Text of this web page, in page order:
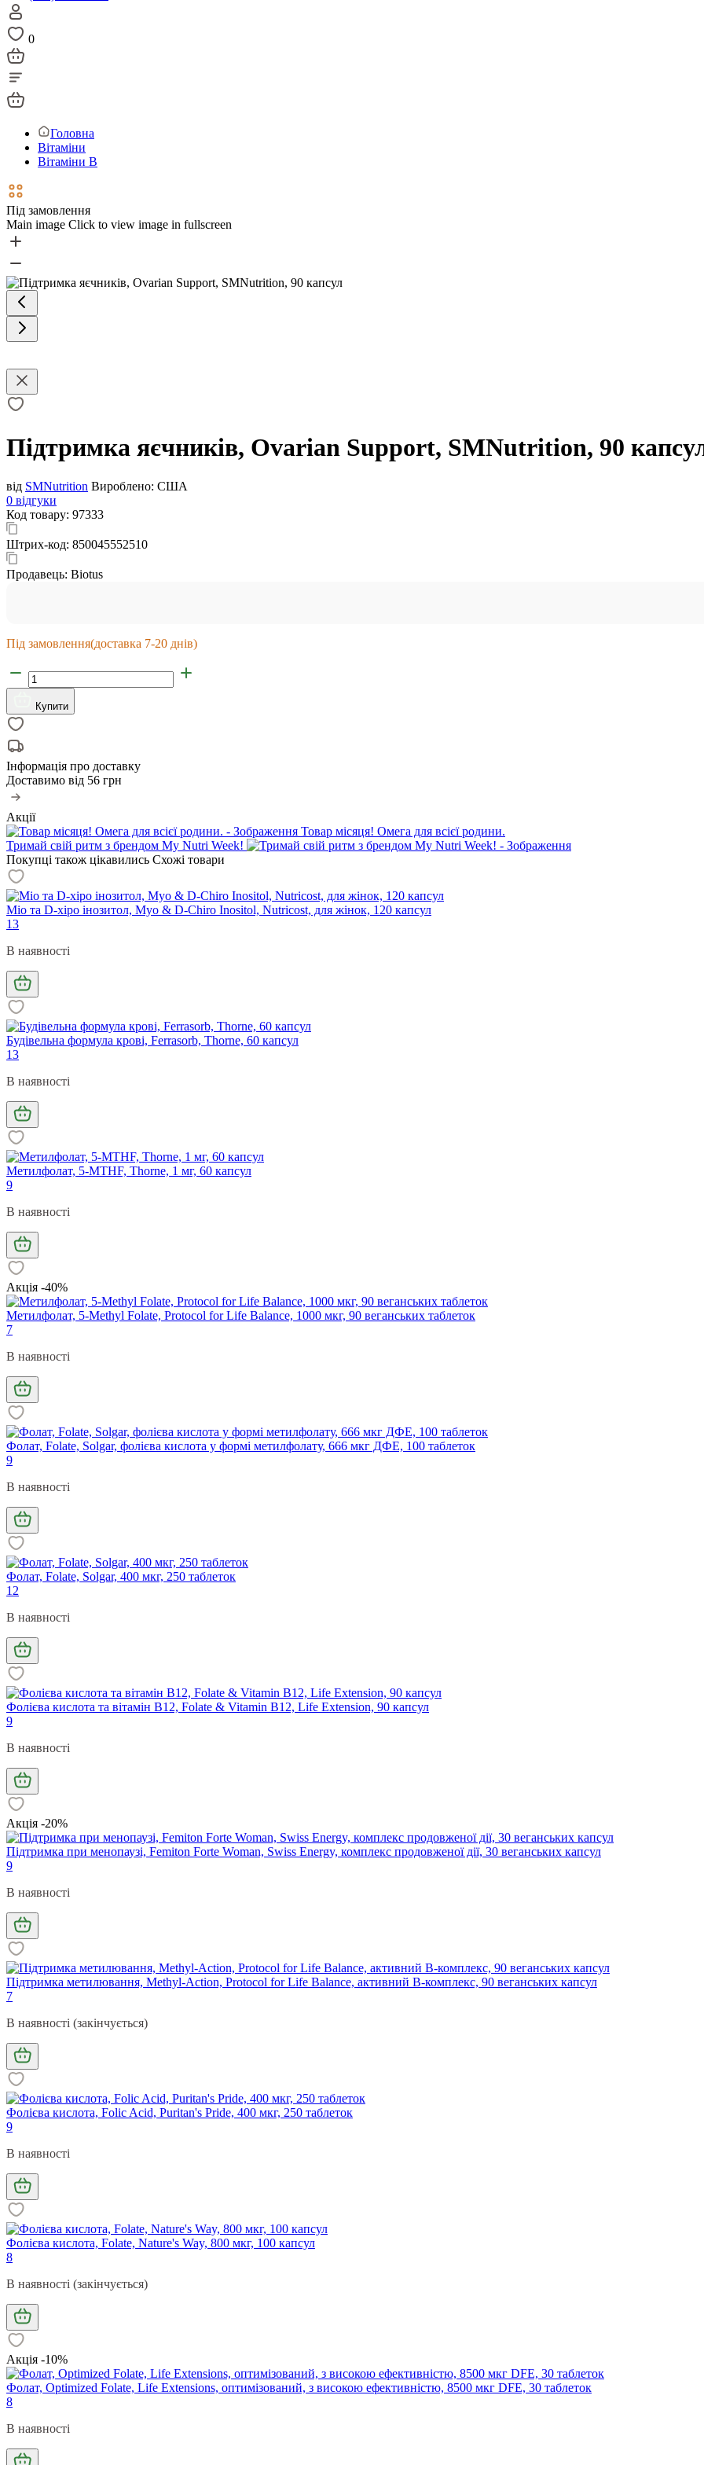
0
Головна
Вітаміни
Вітаміни В
Під замовлення
Main image Click to view image in fullscreen
Підтримка яєчників, Ovarian Support, SMNutrition, 90
від SMNutrition Вироблено: США
0 відгуки
Код товару: 97333
Штрих-код: 850045552510
Продавець: Biotus
Під замовлення(доставка 7-20 днів)
Купити
Інформація про доставку
Доставимо від 56 грн
Акції
Товар місяця! Омега для всієї родини.
Тримай свій ритм з брендом My Nutri Week!
Покупці також цікавились Схожі товари
Міо та D-хіро інозитол, Myo & D-Chiro Inositol, Nutricost, для жінок, 120 капсул
13
В наявності
Будівельна формула крові, Ferrasorb, Thorne, 60 капсул
13
В наявності
Метилфолат, 5-MTHF, Thorne, 1 мг, 60 капсул
9
В наявності
Акція -40%
Метилфолат, 5-Methyl Folate, Protocol for Life Balance, 1000 мкг, 90 веганських таблеток
7
В наявності
Фолат, Folate, Solgar, фолієва кислота у формі метилфолату, 666 мкг ДФЕ, 100 таблеток
9
В наявності
Фолат, Folate, Solgar, 400 мкг, 250 таблеток
12
В наявності
Фолієва кислота та вітамін В12, Folate & Vitamin B12, Life Extension, 90 капсул
9
В наявності
Акція -20%
Підтримка при менопаузі, Femiton Forte Woman, Swiss Energy, комплекс продовженої дії, 30 веганських капсул
9
В наявності
Підтримка метилювання, Methyl-Action, Protocol for Life Balance, активний В-комплекс, 90 веганських капсул
7
В наявності (закінчується)
Фолієва кислота, Folic Acid, Puritan's Pride, 400 мкг, 250 таблеток
9
В наявності
Фолієва кислота, Folate, Nature's Way, 800 мкг, 100 капсул
8
В наявності (закінчується)
Акція -10%
Фолат, Optimized Folate, Life Extensions, оптимізований, з високою ефективністю, 8500 мкг DFE, 30 таблеток
8
В наявності